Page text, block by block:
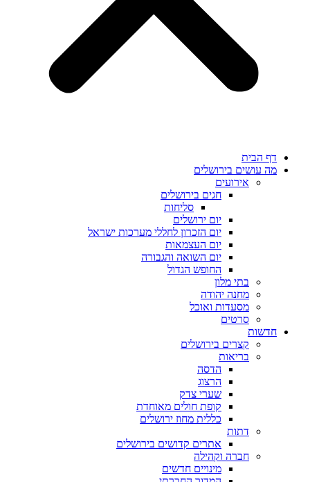
דף הבית
מה עושים בירושלים
אירועים
חגים בירושלים
סליחות
יום ירושלים
יום הזכרון לחללי מערכות ישראל
יום העצמאות
יום השואה והגבורה
החופש הגדול
בתי מלון
מחנה יהודה
מסעדות ואוכל
סרטים
חדשות
קצרים בירושלים
בריאות
הדסה
הרצוג
שערי צדק
קופת חולים מאוחדת
כללית מחוז ירושלים
דתות
אתרים קדושים בירושלים
חברה וקהילה
מינויים חדשים